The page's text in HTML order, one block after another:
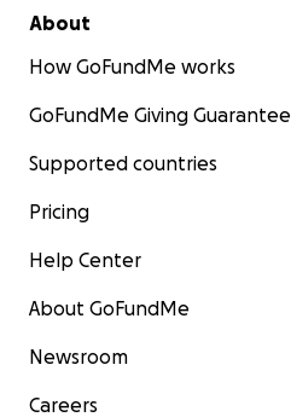
About
How GoFundMe works
GoFundMe Giving Guarantee
Supported countries
Pricing
Help Center
About GoFundMe
Newsroom
Careers